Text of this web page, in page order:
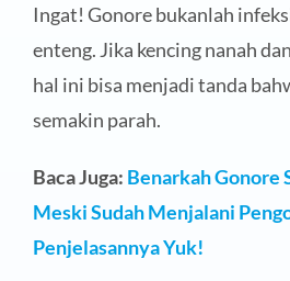
Ingat! Gonore bukanlah
enteng. Jika kencing nanah
hal ini bisa menjadi tanda
semakin parah.
Baca Juga: Benarkah Gonore
Meski Sudah Menjalani
Penjelasannya Yuk!